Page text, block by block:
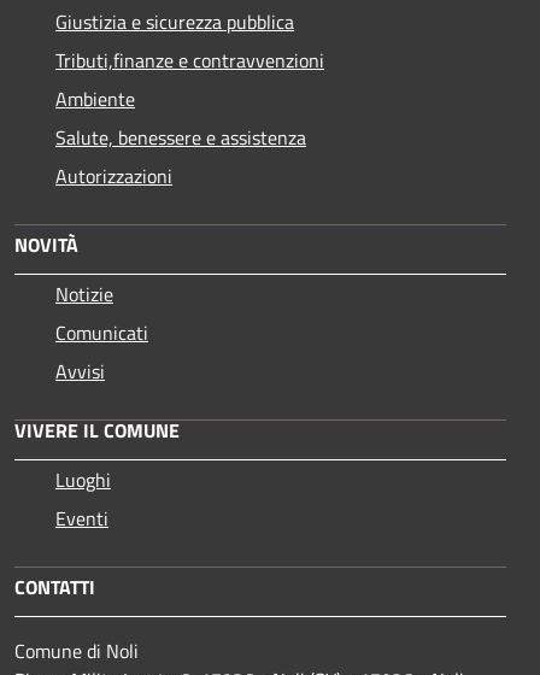
Giustizia e sicurezza pubblica
Tributi,finanze e contravvenzioni
Ambiente
Salute, benessere e assistenza
Autorizzazioni
NOVITÀ
Notizie
Comunicati
Avvisi
VIVERE IL COMUNE
Luoghi
Eventi
CONTATTI
Comune di Noli